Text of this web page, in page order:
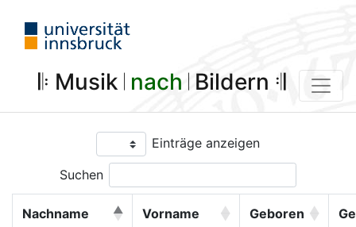
𝄆 Musik 𝄀 nach 𝄀 Bildern 𝄇
Einträge anzeigen
Suchen
Nachname Vorname Geboren